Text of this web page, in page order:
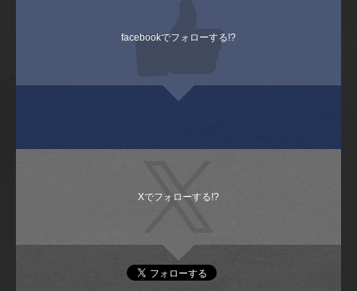
facebookでフォローする!?
Xでフォローする!?